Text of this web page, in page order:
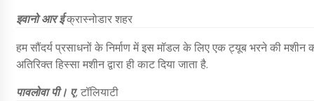
इवानो आर ईक्रास्नोडार शहर
हम सौंदर्य प्रसाधनों के निर्माण में इस मॉडल के लिए एक ट्यूब भरने की
अतिरिक्त हिस्सा मशीन द्वारा ही काट दिया जाता है.
पावलोवा पी। ए,टॉलियाटी